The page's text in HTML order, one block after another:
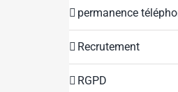
permanence
Recrutement
RGPD